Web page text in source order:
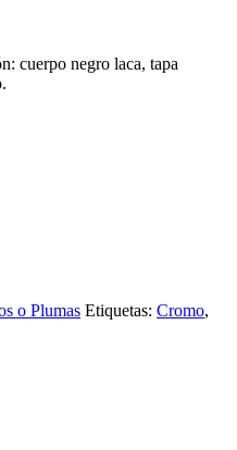
cuerpo negro laca, tapa
o Plumas Etiquetas: Cromo,